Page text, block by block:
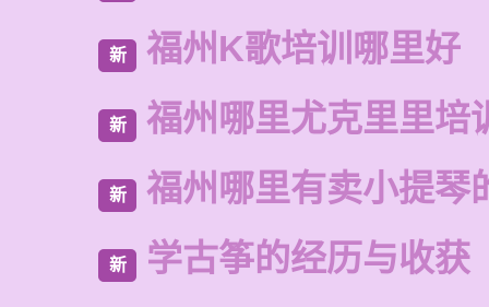
新 福州K歌培训哪里好
新 福州哪里尤克里里培
新 福州哪里有卖小提琴
新 学古筝的经历与收获